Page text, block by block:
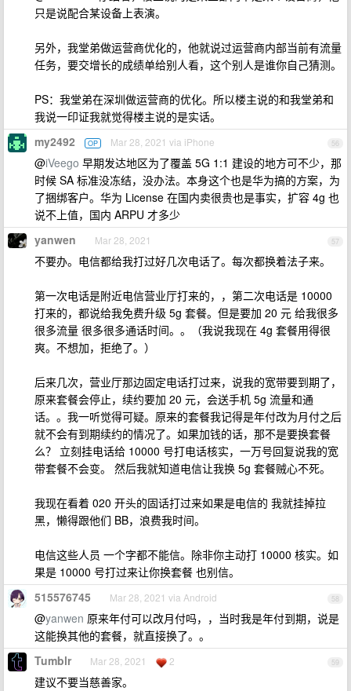
只是说配合某设备上表演。
另外，我堂弟做运营商优化的，他就说过运营商内部当前有流量
任务，要交增长的成绩单给别人看，这个别人是谁你自己猜测。
PS：我堂弟在深圳做运营商的优化。所以楼主说的和我堂弟和
我说一印证我就觉得楼主说的是实话。
56
my2492 OP Mar 28, 2021 via iPhone
@iVeego 早期发达地区为了覆盖 5G 1:1 建设的地方可不少，那
时候 SA 标准没冻结，没办法。本身这个也是华为搞的方案，为
了捆绑客户。华为 License 在国内卖很贵也是事实，扩容 4g 也
说不上值，国内 ARPU 才多少
57
yanwen Mar 28, 2021
不要办。电信都给我打过好几次电话了。每次都换着法子来。
第一次电话是附近电信营业厅打来的，，第二次电话是 10000
打来的，都说给我免费升级 5g 套餐。但是要加 20 元 给我很多
很多流量 很多很多通话时间。。（我说我现在 4g 套餐用得很
爽。不想加，拒绝了。）
后来几次，营业厅那边固定电话打过来，说我的宽带要到期了，
原来套餐会停止，续约要加 20 元，会送手机 5g 流量和通
话。。我一听觉得可疑。原来的套餐我记得是年付改为月付之后
就不会有到期续约的情况了。如果加钱的话，那不是要换套餐
么？ 立刻挂电话给 10000 号打电话核实，一万号回复说我的宽
带套餐不会变。 然后我就知道电信让我换 5g 套餐贼心不死。
我现在看着 020 开头的固话打过来如果是电信的 我就挂掉拉
黑，懒得跟他们 BB，浪费我时间。
电信这些人员 一个字都不能信。除非你主动打 10000 核实。如
果是 10000 号打过来让你换套餐 也别信。
58
515576745 Mar 28, 2021 via Android
@yanwen 原来年付可以改月付吗，，当时我是年付到期，说是
这能换其他的套餐，就直接换了。。
59
Tumblr Mar 28, 2021 2
建议不要当慈善家。